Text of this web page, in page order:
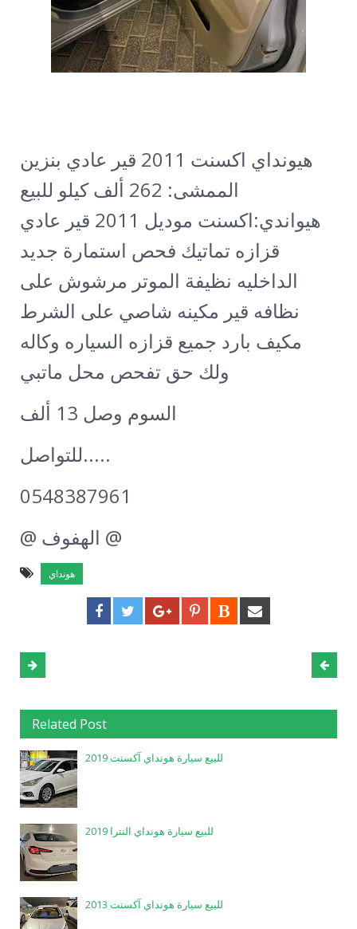
هيونداي اكسنت 2011 قير عادي بنزين
الممشى: 262 ألف كيلو
للبيع
هيواندي:اكسنت موديل 2011 قير عادي
قزازه تماتيك فحص استمارة جديد
الداخليه نظيفة الموتر مرشوش على
نظافه قير مكينه شاصي على الشرط
مكيف بارد جميع قزازه السياره وكاله
ولك حق تفحص محل ماتبي
السوم وصل 13 ألف
للتواصل.....
0548387961
@ الهفوف @
هونداي
Related Post
للبيع سيارة هونداي آكسنت 2019
للبيع سيارة هونداي النترا 2019
للبيع سيارة هونداي آكسنت 2013